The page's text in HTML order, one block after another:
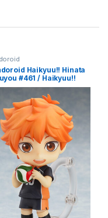
Haikyuu!! Hinata
#461 / Haikyuu!!
фигурка